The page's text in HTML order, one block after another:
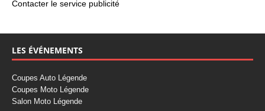
Contacter le service publicité
LES ÉVÉNEMENTS
Coupes Auto Légende
Coupes Moto Légende
Salon Moto Légende